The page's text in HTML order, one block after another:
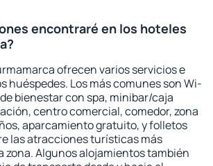
encontraré en los hoteles
ofrecen varios servicios e
huéspedes. Los más comunes son Wi-
bienestar con spa, minibar/caja
centro comercial, comedor, zona
aparcamiento gratuito, y folletos
las atracciones turísticas más
zona. Algunos alojamientos también